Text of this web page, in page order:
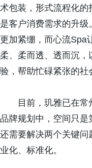
术包装，形式流程化
是客户消费需求的升级
更加紧绷，而心流Spa
柔、柔而透、透而沉
验，帮助忙碌紧张的
目前，玑雅已在
品牌规划中，空间只
还需要解决两个关键问
业化、标准化。